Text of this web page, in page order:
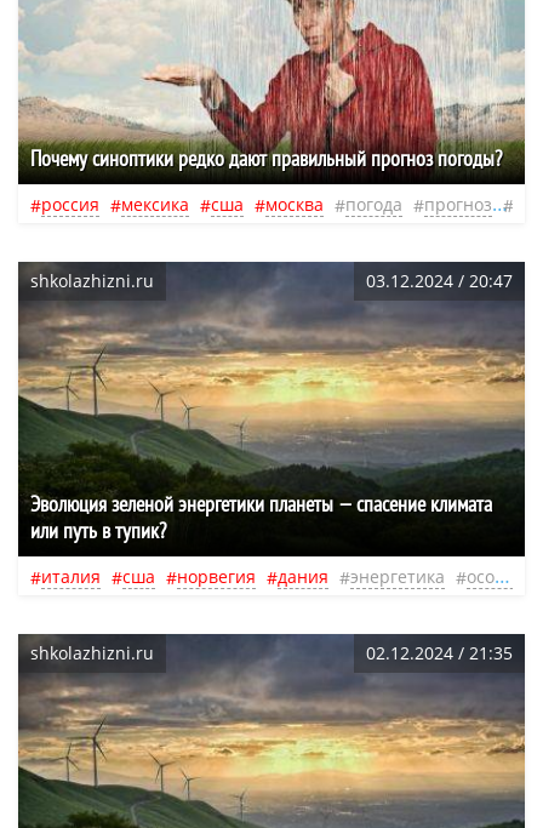
Почему синоптики редко дают правильный прогноз погоды?
россия мексика сша москва погода прогноз
shkolazhizni.ru 03.12.2024 / 20:47
Эволюция зеленой энергетики планеты — спасение климата
или путь в тупик?
италия сша норвегия дания энергетика осознанность
shkolazhizni.ru 02.12.2024 / 21:35